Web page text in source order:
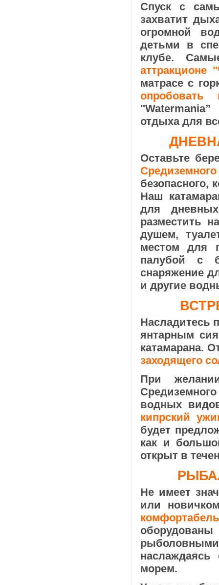
Спуск с
захватит
огромной
детьми в
клубе.
аттракционе
матрасе с
отдыха для
Оставьте
безопасного,
Наш
для
разместить
душем,
местом для
палубой с
снаряжение
и другие
Насладитесь
янтарным
катамарана.
заходящего
При
водных
кипрский
будет
как и
открыт в
Не имеет
или
рыболовными
морем.